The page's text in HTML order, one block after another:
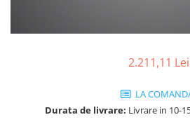
Line Array Active
2.211,11 Lei
LA
Durata de livrare: Livrare in 10-